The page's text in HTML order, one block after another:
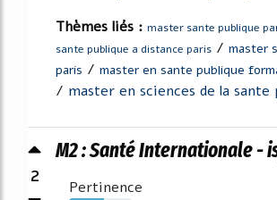
Thèmes liés : master sante publique
sante publique a distance paris / master
paris / master en sante publique
/ master en sciences de la sante
2
M2 : Santé Internationale -
Pertinence